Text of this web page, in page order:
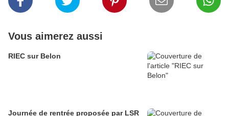
Vous aimerez aussi
RIEC sur Belon
Journée de rentrée proposée par LSR